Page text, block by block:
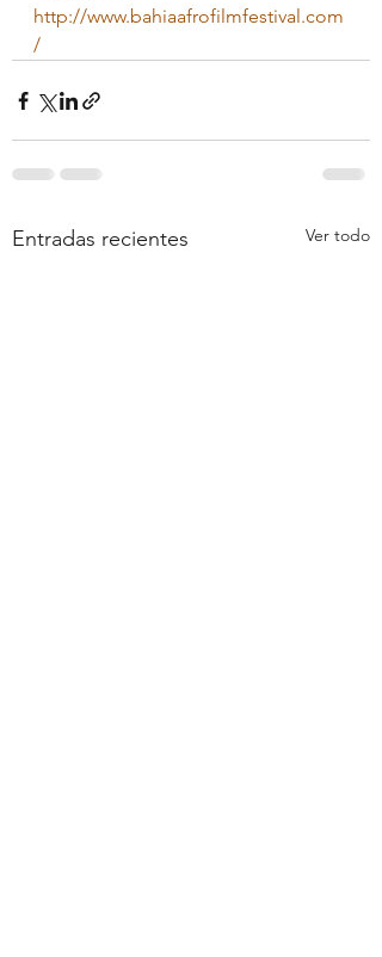
http://www.bahiaafrofilmfestival.com
/
Entradas recientes Ver todo